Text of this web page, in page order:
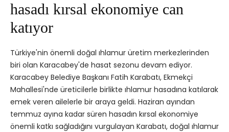
hasadı kırsal ekonomiye can
katıyor
Türkiye'nin önemli doğal ıhlamur üretim merkezlerinden
biri olan Karacabey'de hasat sezonu devam ediyor.
Karacabey Belediye Başkanı Fatih Karabatı, Ekmekçi
Mahallesi'nde üreticilerle birlikte ıhlamur hasadına katılarak
emek veren ailelerle bir araya geldi. Haziran ayından
temmuz ayına kadar süren hasadın kırsal ekonomiye
önemli katkı sağladığını vurgulayan Karabatı, doğal ıhlamur